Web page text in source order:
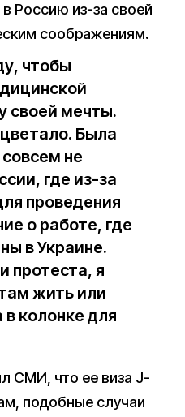
Россию из-за своей
соображениям.
чтобы
своей мечты.
Была
не
где из-за
проведения
о работе, где
в Украине.
протеста, я
жить или
колонке для
СМИ, что ее виза J-
подобные случаи